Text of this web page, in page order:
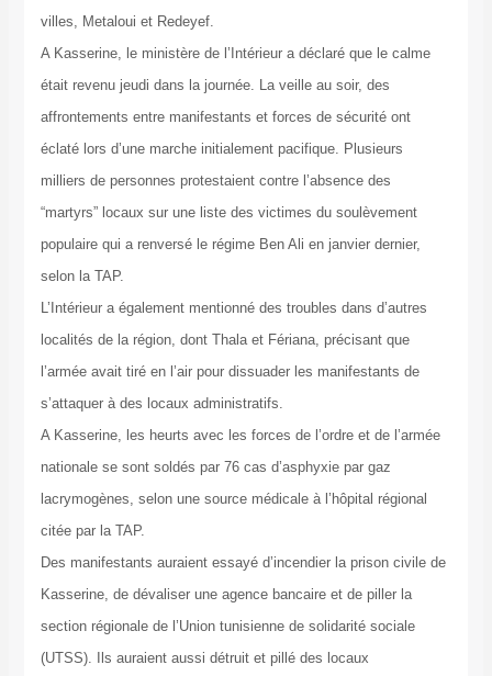
villes, Metaloui et Redeyef.
A Kasserine, le ministère de l’Intérieur a déclaré que le calme
était revenu jeudi dans la journée. La veille au soir, des
affrontements entre manifestants et forces de sécurité ont
éclaté lors d’une marche initialement pacifique. Plusieurs
milliers de personnes protestaient contre l’absence des
“martyrs” locaux sur une liste des victimes du soulèvement
populaire qui a renversé le régime Ben Ali en janvier dernier,
selon la TAP.
L’Intérieur a également mentionné des troubles dans d’autres
localités de la région, dont Thala et Fériana, précisant que
l’armée avait tiré en l’air pour dissuader les manifestants de
s’attaquer à des locaux administratifs.
A Kasserine, les heurts avec les forces de l’ordre et de l’armée
nationale se sont soldés par 76 cas d’asphyxie par gaz
lacrymogènes, selon une source médicale à l’hôpital régional
citée par la TAP.
Des manifestants auraient essayé d’incendier la prison civile de
Kasserine, de dévaliser une agence bancaire et de piller la
section régionale de l’Union tunisienne de solidarité sociale
(UTSS). Ils auraient aussi détruit et pillé des locaux